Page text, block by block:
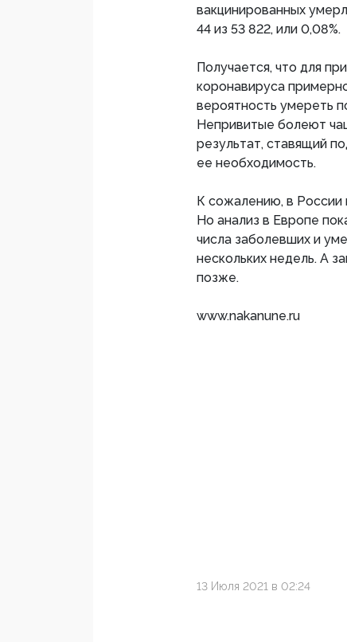
вакцинированных
44 из 53 822, или 0,08%.
Получается, что для
коронавируса
вероятность умереть
Непривитые болеют
результат, ставящий
ее необходимость.
К сожалению, в России
Но анализ в Европе
числа заболевших и
нескольких недель. А
позже.
www.nakanune.ru
13 Июля 2021 в 02:24